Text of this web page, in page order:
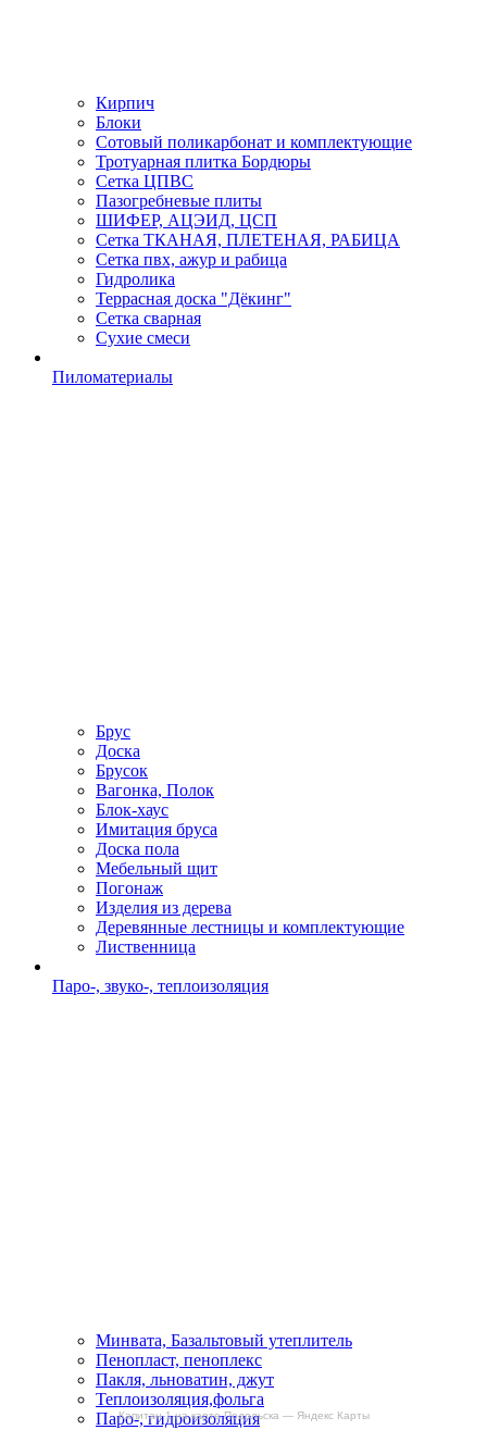
Капитан-1 на карте Подольска — Яндекс Карты
Кирпич
Блоки
Сотовый поликарбонат и комплектующие
Тротуарная плитка Бордюры
Сетка ЦПВС
Пазогребневые плиты
ШИФЕР, АЦЭИД, ЦСП
Сетка ТКАНАЯ, ПЛЕТЕНАЯ, РАБИЦА
Сетка пвх, ажур и рабица
Гидролика
Террасная доска "Дёкинг"
Сетка сварная
Сухие смеси
Пиломатериалы
Брус
Доска
Брусок
Вагонка, Полок
Блок-хаус
Имитация бруса
Доска пола
Мебельный щит
Погонаж
Изделия из дерева
Деревянные лестницы и комплектующие
Лиственница
Паро-, звуко-, теплоизоляция
Минвата, Базальтовый утеплитель
Пенопласт, пеноплекс
Пакля, льноватин, джут
Теплоизоляция,фольга
Паро-, гидроизоляция